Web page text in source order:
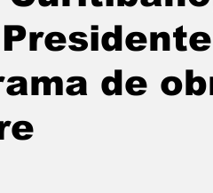
Paraguai
de